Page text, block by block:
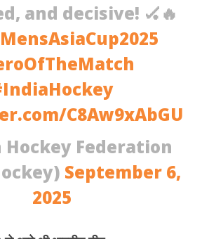
and decisive! 🏑🔥
C8Aw9xAbGU
Federation
September 6,
2025